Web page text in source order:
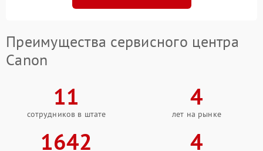
Преимущества сервисного центра
Canon
11
сотрудников в штате
4
лет на рынке
1642 4